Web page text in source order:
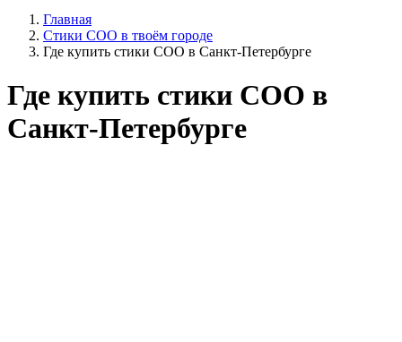
Главная
Стики COO в твоём городе
Где купить стики COO в Санкт-Петербурге
Где купить стики COO в
Санкт-Петербурге